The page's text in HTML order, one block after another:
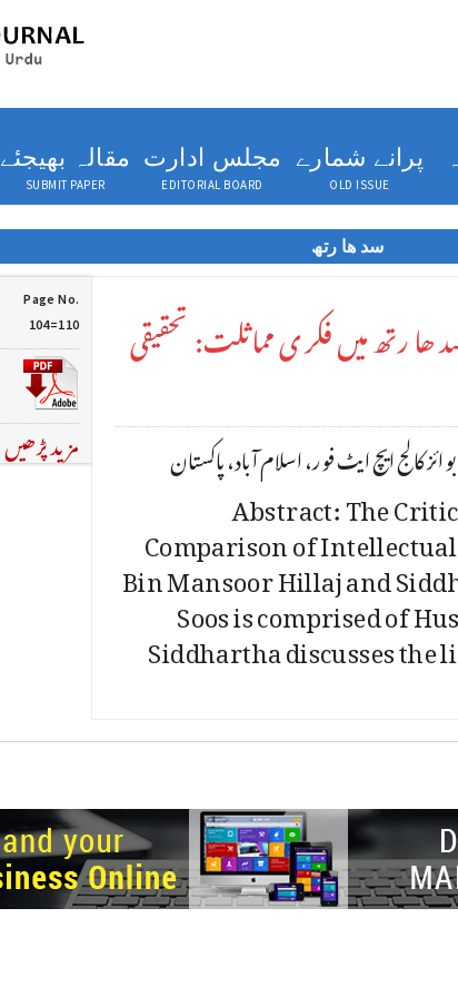
مقالہ بھیجئے
SUBMIT PAPER
مجلس ادارت
EDITORIAL BOARD
پرانے شمارے
OLD ISSUE
سد ھا رتھ
رتھ میں فکر ی مماثلت: تحقیقی
ائز کا لج ایچ ایٹ فو ر، اسلام آ باد، پاکستان
Abstract: The
Comparison of
Bin Mansoor Hillaj and
Soos is comprised of
Siddhartha discusses the
Page No.
104=110
مزید پڑھیں